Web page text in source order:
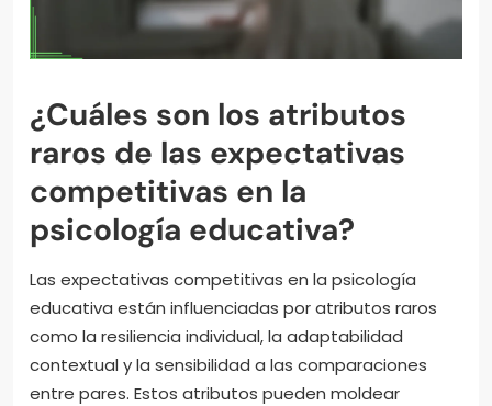
¿Cuáles son los atributos
raros de las expectativas
competitivas en la
psicología educativa?
Las expectativas competitivas en la psicología
educativa están influenciadas por atributos raros
como la resiliencia individual, la adaptabilidad
contextual y la sensibilidad a las comparaciones
entre pares. Estos atributos pueden moldear